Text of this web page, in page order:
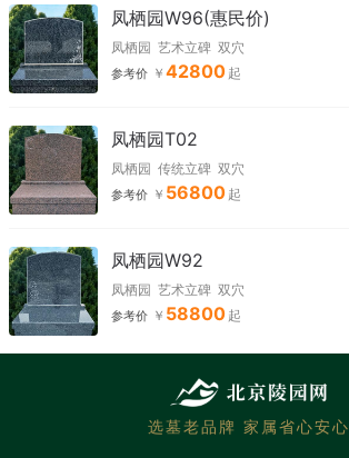
凤栖园W96(惠民价)
凤栖园 艺术立碑 双穴
参考价 42800
凤栖园T02
凤栖园 传统立碑 双穴
参考价 56800
凤栖园W92
凤栖园 艺术立碑 双穴
参考价 58800
选墓老品牌 家属省心安心